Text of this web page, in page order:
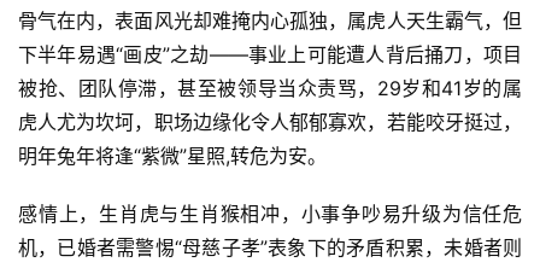
骨气在内，表面风光却难掩内心孤独，属虎人天生霸气，但
下半年易遇“画皮”之劫——事业上可能遭人背后捅刀，项目
被抢、团队停滞，甚至被领导当众责骂，29岁和41岁的属
虎人尤为坎坷，职场边缘化令人郁郁寡欢，若能咬牙挺过，
明年兔年将逢“紫微”星照,转危为安。
感情上，生肖虎与生肖猴相冲，小事争吵易升级为信任危
机，已婚者需警惕“母慈子孝”表象下的矛盾积累，未婚者则